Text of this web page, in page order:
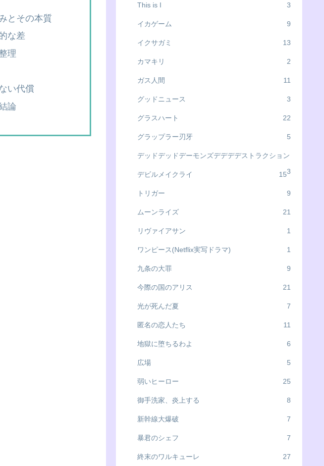
とその本質
な差
理
い代償
論
This is I 3
イカゲーム 9
イクサガミ 13
カマキリ 2
ガス人間 11
グッドニュース 3
グラスハート 22
グラップラー刃牙 5
デッドデッドデーモンズデデデデストラクション
3
デビルメイクライ 15
トリガー 9
ムーンライズ 21
リヴァイアサン 1
ワンピース(Netflix実写ドラマ) 1
九条の大罪 9
今際の国のアリス 21
光が死んだ夏 7
匿名の恋人たち 11
地獄に堕ちるわよ 6
広場 5
弱いヒーロー 25
御手洗家、炎上する 8
新幹線大爆破 7
暴君のシェフ 7
終末のワルキューレ 27